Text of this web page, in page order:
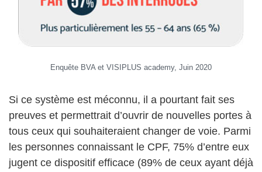
Enquête BVA et VISIPLUS academy, Juin 2020
Si ce système est méconnu, il a pourtant fait ses
preuves et permettrait d’ouvrir de nouvelles portes à
tous ceux qui souhaiteraient changer de voie. Parmi
les personnes connaissant le CPF, 75% d’entre eux
jugent ce dispositif efficace (89% de ceux ayant déjà